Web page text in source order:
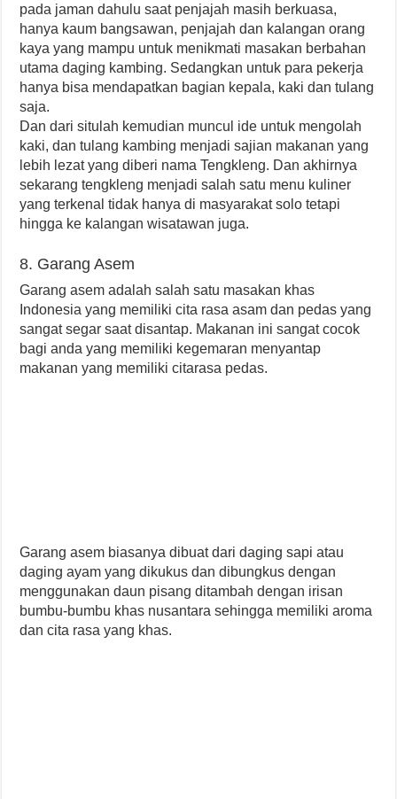
pada jaman dahulu saat penjajah masih berkuasa,
hanya kaum bangsawan, penjajah dan kalangan orang
kaya yang mampu untuk menikmati masakan berbahan
utama daging kambing. Sedangkan untuk para pekerja
hanya bisa mendapatkan bagian kepala, kaki dan tulang
saja.
Dan dari situlah kemudian muncul ide untuk mengolah
kaki, dan tulang kambing menjadi sajian makanan yang
lebih lezat yang diberi nama Tengkleng. Dan akhirnya
sekarang tengkleng menjadi salah satu menu kuliner
yang terkenal tidak hanya di masyarakat solo tetapi
hingga ke kalangan wisatawan juga.
8. Garang Asem
Garang asem adalah salah satu masakan khas
Indonesia yang memiliki cita rasa asam dan pedas yang
sangat segar saat disantap. Makanan ini sangat cocok
bagi anda yang memiliki kegemaran menyantap
makanan yang memiliki citarasa pedas.
Garang asem biasanya dibuat dari daging sapi atau
daging ayam yang dikukus dan dibungkus dengan
menggunakan daun pisang ditambah dengan irisan
bumbu-bumbu khas nusantara sehingga memiliki aroma
dan cita rasa yang khas.